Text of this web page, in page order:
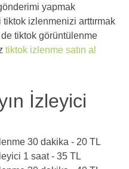
yapmak
izlenmenizi arttırmak
tiktok görüntülenme
tiktok izlenme satın al
İzleyici
30 dakika - 20 TL
1 saat - 35 TL